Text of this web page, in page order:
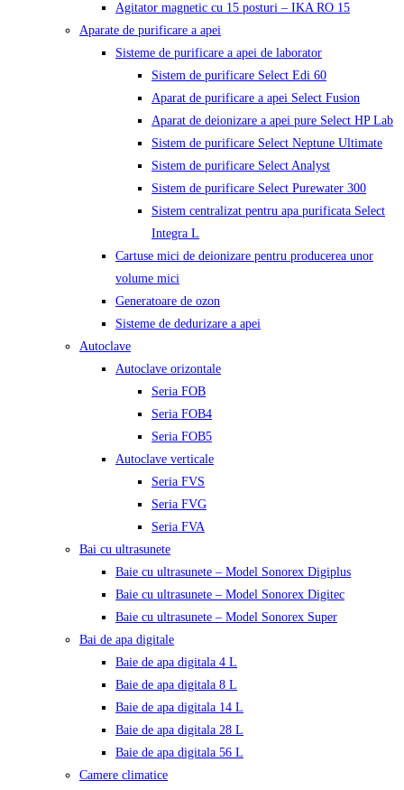
Agitator magnetic cu 15 posturi – IKA RO 15
Aparate de purificare a apei
Sisteme de purificare a apei de laborator
Sistem de purificare Select Edi 60
Aparat de purificare a apei Select Fusion
Aparat de deionizare a apei pure Select HP Lab
Sistem de purificare Select Neptune Ultimate
Sistem de purificare Select Analyst
Sistem de purificare Select Purewater 300
Sistem centralizat pentru apa purificata Select
Integra L
Cartuse mici de deionizare pentru producerea unor
volume mici
Generatoare de ozon
Sisteme de dedurizare a apei
Autoclave
Autoclave orizontale
Seria FOB
Seria FOB4
Seria FOB5
Autoclave verticale
Seria FVS
Seria FVG
Seria FVA
Bai cu ultrasunete
Baie cu ultrasunete – Model Sonorex Digiplus
Baie cu ultrasunete – Model Sonorex Digitec
Baie cu ultrasunete – Model Sonorex Super
Bai de apa digitale
Baie de apa digitala 4 L
Baie de apa digitala 8 L
Baie de apa digitala 14 L
Baie de apa digitala 28 L
Baie de apa digitala 56 L
Camere climatice